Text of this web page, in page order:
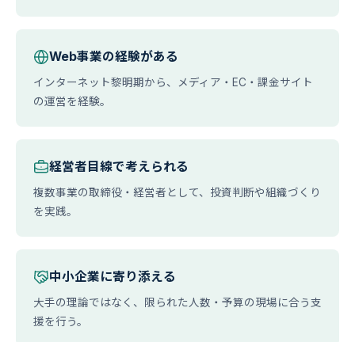
Web事業の経験がある
インターネット黎明期から、メディア・EC・課金サイト
の運営を経験。
経営者目線で考えられる
複数事業の取締役・経営者として、投資判断や組織づくり
を実践。
中小企業に寄り添える
大手の理論ではなく、限られた人数・予算の現場に合う支
援を行う。